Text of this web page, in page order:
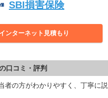
SBI損害保険
インターネット見積もり
口コミ・評判
者の方がわかりやすく、丁寧に